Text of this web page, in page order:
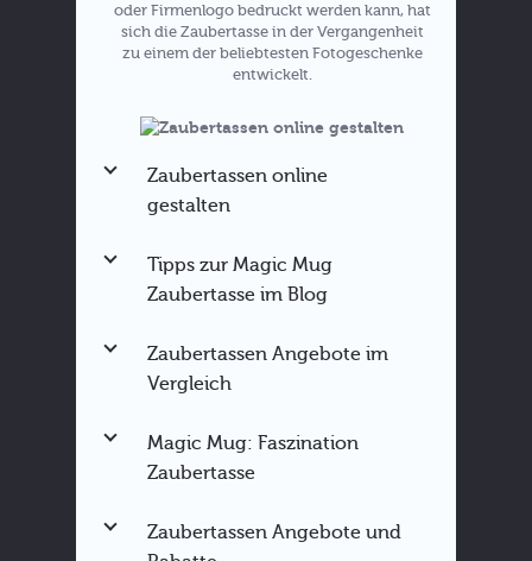
oder Firmenlogo bedruckt werden kann, hat
sich die Zaubertasse in der Vergangenheit
zu einem der beliebtesten Fotogeschenke
entwickelt.
Zaubertassen online
gestalten
direkt ausprobieren
Tipps zur Magic Mug
Zaubertasse im Blog
Zaubertassen Anleitung
Sprüche für die Zaubertasse
Zaubertassen Angebote im
Vergleich
Magic Mug: Faszination
Zaubertasse
Zaubertassen Angebote und